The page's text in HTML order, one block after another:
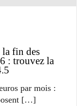
la fin des
: trouvez la
par mois :